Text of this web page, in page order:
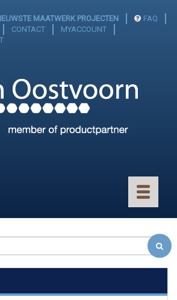
MAATWERK PROJECTEN
FAQ
CONTACT
MYACCOUNT
Toggle